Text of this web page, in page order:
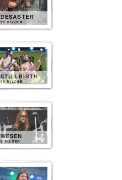
DESASTER
10 BILDER
STILLBIRTH
10 BILDER
WESEN
8 BILDER